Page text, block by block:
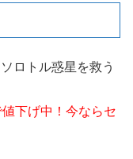
ロトル惑星を救う
下げ中！今ならセ